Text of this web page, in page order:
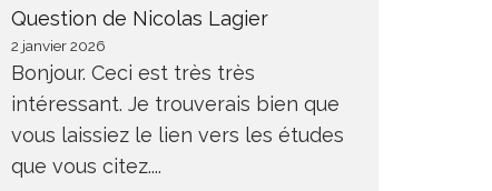
Question de Nicolas Lagier
2 janvier 2026
Bonjour. Ceci est très très
intéressant. Je trouverais bien que
vous laissiez le lien vers les études
que vous citez....